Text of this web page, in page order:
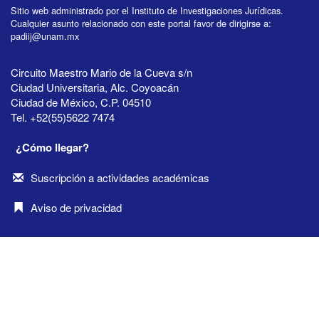
Sitio web administrado por el Instituto de Investigaciones Jurídicas.
Cualquier asunto relacionado con este portal favor de dirigirse a:
padiij@unam.mx
Circuito Maestro Mario de la Cueva s/n
Ciudad Universitaria, Alc. Coyoacán
Ciudad de México, C.P. 04510
Tel. +52(55)5622 7474
¿Cómo llegar?
Suscripción a actividades académicas
Aviso de privacidad